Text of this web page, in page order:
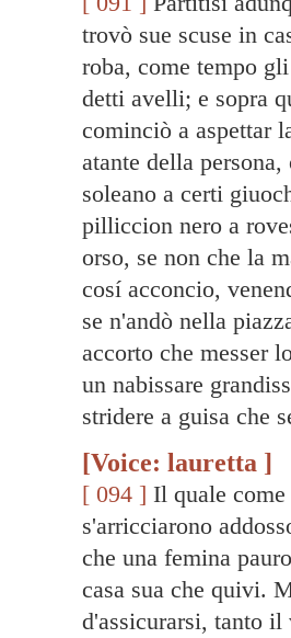
trovò sue scuse in
roba, come tempo
detti avelli; e sopra
cominciò a aspettar
atante della
soleano a certi
pilliccion nero a
orso, se non che la
cosí acconcio,
se n'andò nella
accorto che messer
un nabissare
stridere a guisa che
[Voice: lauretta ]
[ 094 ] Il quale
s'arricciarono
che una femina
casa sua che quivi.
d'assicurarsi, tanto